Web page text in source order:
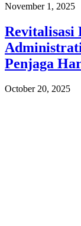
November 1, 2025
Revitalisasi
Penjaga
October 20, 2025